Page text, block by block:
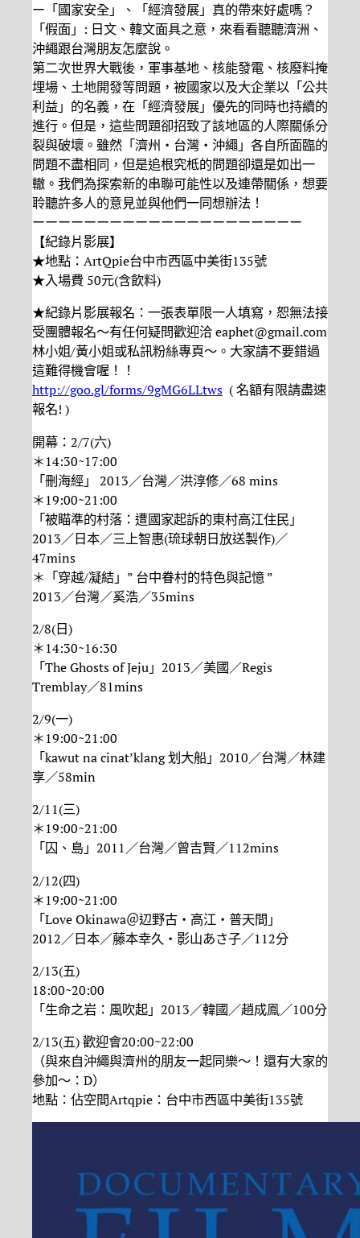
ー「國家安全」、「經濟發展」真的帶來好處嗎？
「假面」: 日文、韓文面具之意，來看看聽聽濟洲、
沖繩跟台灣朋友怎麼說。
第二次世界大戰後，軍事基地、核能發電、核廢料掩
埋場、土地開發等問題，被國家以及大企業以「公共
利益」的名義，在「經濟發展」優先的同時也持續的
進行。但是，這些問題卻招致了該地區的人際關係分
裂與破壞。雖然「濟州‧台灣‧沖繩」各自所面臨的
問題不盡相同，但是追根究柢的問題卻還是如出一
轍。我們為探索新的串聯可能性以及連帶關係，想要
聆聽許多人的意見並與他們一同想辦法！
ーーーーーーーーーーーーーーーーーーーーー
【紀錄片影展】
★地點：ArtQpie台中市西區中美街135號
★入場費 50元(含飲料)
★紀錄片影展報名：一張表單限一人填寫，恕無法接
受團體報名～有任何疑問歡迎洽 eaphet@gmail.com
林小姐/黃小姐或私訊粉絲專頁～。大家請不要錯過
這難得機會喔！！
http://goo.gl/forms/9gMG6LLtws ( 名額有限請盡速
報名! )
開幕：2/7(六)
＊14:30~17:00
「刪海經」 2013／台灣／洪淳修／68 mins
＊19:00~21:00
「被瞄準的村落：遭國家起訴的東村高江住民」
2013／日本／三上智惠(琉球朝日放送製作)／
47mins
＊「穿越/凝結」” 台中眷村的特色與記憶 ”
2013／台灣／奚浩／35mins
2/8(日)
＊14:30~16:30
「The Ghosts of Jeju」2013／美國／Regis
Tremblay／81mins
2/9(一)
＊19:00~21:00
「kawut na cinat’klang 划大船」2010／台灣／林建
享／58min
2/11(三)
＊19:00~21:00
「囚、島」2011／台灣／曾吉賢／112mins
2/12(四)
＊19:00~21:00
「Love Okinawa＠辺野古・高江・普天間」
2012／日本／藤本幸久・影山あさ子／112分
2/13(五)
18:00~20:00
「生命之岩：風吹起」2013／韓國／趙成鳯／100分
2/13(五) 歡迎會20:00~22:00
（與來自沖繩與濟州的朋友一起同樂～！還有大家的
參加～：D）
地點：佔空間Artqpie：台中市西區中美街135號